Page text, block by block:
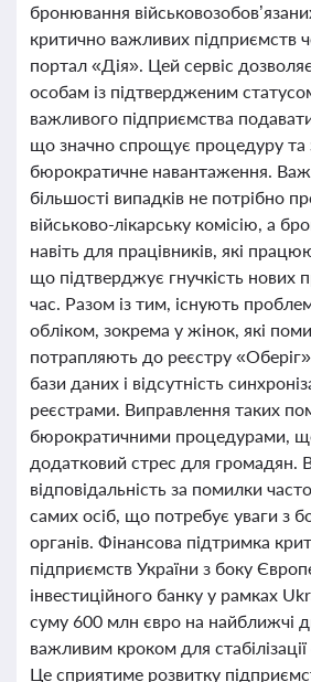
бронювання
критично важливих підприємств
портал «Дія». Цей сервіс
особам із підтвердженим
важливого підприємства
що значно спрощує процедуру та
бюрократичне навантаження.
більшості випадків не потрібно
військово-лікарську комісію, а
навіть для працівників, які
що підтверджує гнучкість нових
час. Разом із тим, існують
обліком, зокрема у жінок, які
потрапляють до реєстру «Оберіг»
бази даних і відсутність
реєстрами. Виправлення таких
бюрократичними процедурами,
додатковий стрес для громадян.
відповідальність за помилки
самих осіб, що потребує уваги з
органів. Фінансова підтримка
підприємств України з боку
інвестиційного банку у рамках
суму 600 млн євро на найближчі
важливим кроком для
Це сприятиме розвитку